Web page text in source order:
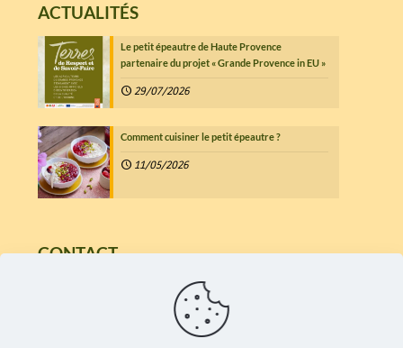
ACTUALITÉS
Le petit épeautre de Haute Provence
partenaire du projet « Grande Provence in EU »
29/07/2026
Comment cuisiner le petit épeautre ?
11/05/2026
CONTACT